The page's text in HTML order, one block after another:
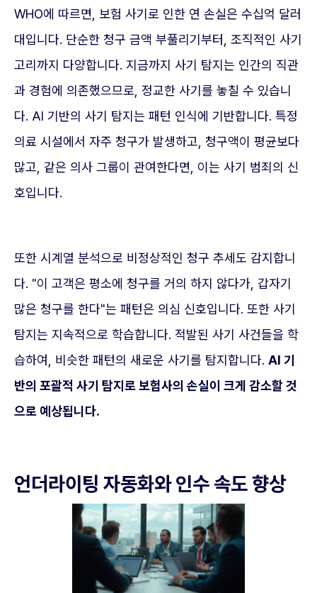
WHO에 따르면, 보험 사기로 인한 연 손실은 수십억 달러
대입니다. 단순한 청구 금액 부풀리기부터, 조직적인 사기
고리까지 다양합니다. 지금까지 사기 탐지는 인간의 직관
과 경험에 의존했으므로, 정교한 사기를 놓칠 수 있습니
다. AI 기반의 사기 탐지는 패턴 인식에 기반합니다. 특정
의료 시설에서 자주 청구가 발생하고, 청구액이 평균보다
많고, 같은 의사 그룹이 관여한다면, 이는 사기 범죄의 신
호입니다.
또한 시계열 분석으로 비정상적인 청구 추세도 감지합니
다. "이 고객은 평소에 청구를 거의 하지 않다가, 갑자기
많은 청구를 한다"는 패턴은 의심 신호입니다. 또한 사기
탐지는 지속적으로 학습합니다. 적발된 사기 사건들을 학
습하여, 비슷한 패턴의 새로운 사기를 탐지합니다. AI 기
반의 포괄적 사기 탐지로 보험사의 손실이 크게 감소할 것
으로 예상됩니다.
언더라이팅 자동화와 인수 속도 향상